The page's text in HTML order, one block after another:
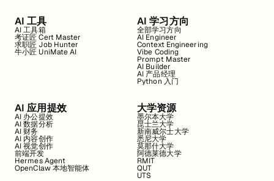
AI 工具
AI 工具箱
考证匠 Cert Master
求职匠 Job Hunter
牛小匠 UniMate AI
AI 学习方向
全部学习方向
AI Engineer
Context Engineering
Vibe Coding
Prompt Master
AI Builder
AI 产品经理
Python 入门
AI 应用提效
AI 办公提效
AI 数据分析
AI 财务
AI 内容创作
AI 视觉创作
前端开发
Hermes Agent
OpenClaw 本地智能体
大学资源
墨尔本大学
昆士兰大学
新南威尔士大学
悉尼大学
莫那什大学
阿德莱德大学
RMIT
QUT
UTS